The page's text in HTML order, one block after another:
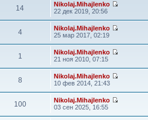
14
Nikolaj.Mihajlenko
22 дек 2019, 20:56
4
Nikolaj.Mihajlenko
25 мар 2017, 02:19
1
Nikolaj.Mihajlenko
21 ноя 2010, 07:15
8
Nikolaj.Mihajlenko
10 фев 2014, 21:43
100
Nikolaj.Mihajlenko
03 сен 2025, 16:55